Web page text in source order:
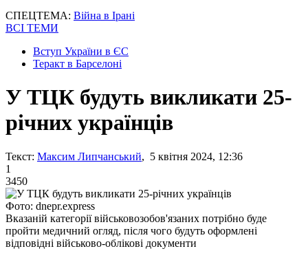
СПЕЦТЕМА: Війна в Ірані
ВСІ ТЕМИ
Вступ України в ЄС
Теракт в Барселоні
У ТЦК будуть викликати 25-
річних українців
Текст: Максим Липчанський, 5 квітня 2024, 12:36
1
3450
Фото: dnepr.express
Вказаній категорії військовозобов'язаних потрібно буде
пройти медичний огляд, після чого будуть оформлені
відповідні військово-облікові документи